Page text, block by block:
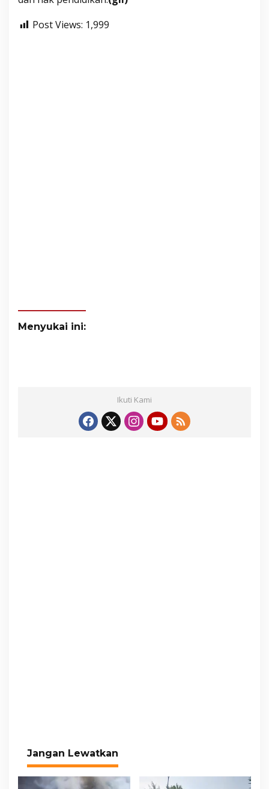
Post Views: 1,999
Menyukai ini:
Ikuti Kami
Jangan Lewatkan